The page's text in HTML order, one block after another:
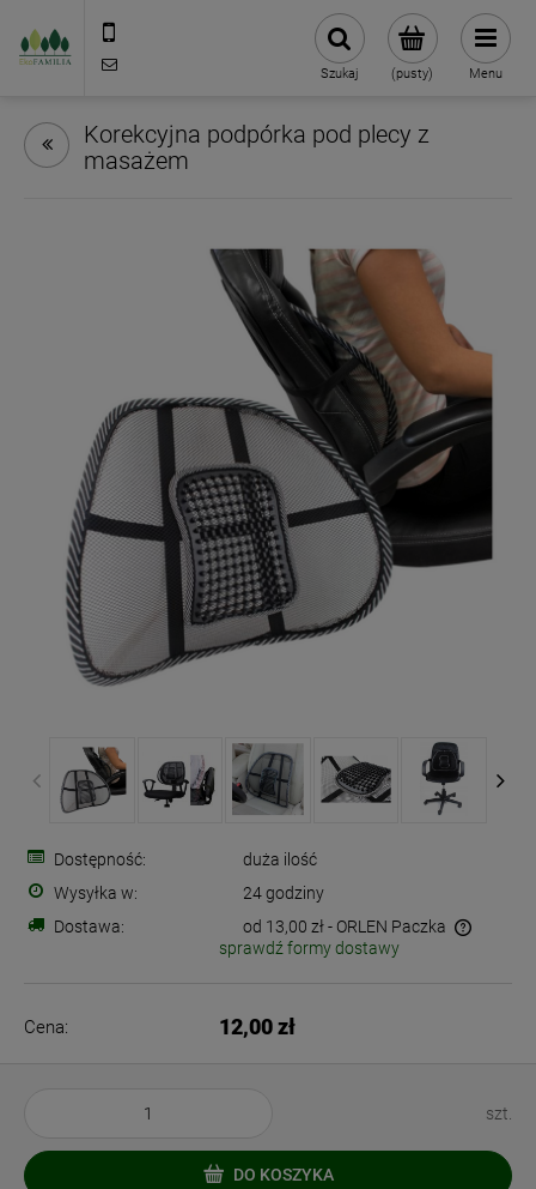
(pusty)
Szukaj Menu
Korekcyjna podpórka pod plecy z
masażem
Dostępność:
duża ilość
Wysyłka w:
24 godziny
Dostawa:
od 13,00 zł- ORLEN Paczka
Cena nie zawiera ewentualnych kosztów płatności
sprawdź formy dostawy
Cena: 12,00 zł
szt.
DO KOSZYKA